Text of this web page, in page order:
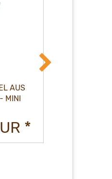
AUS
MINI
*